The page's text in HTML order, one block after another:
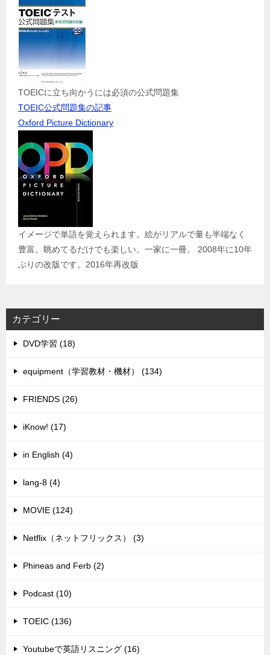
TOEICに立ち向かうには必須の公式問題集
TOEIC公式問題集の記事
Oxford Picture Dictionary
イメージで単語を覚えられます。絵がリアルで量も半端なく
豊富。眺めてるだけでも楽しい。一家に一冊。 2008年に10年
ぶりの改版です。2016年再改版
カテゴリー
DVD学習 (18)
equipment（学習教材・機材） (134)
FRIENDS (26)
iKnow! (17)
in English (4)
lang-8 (4)
MOVIE (124)
Netflix（ネットフリックス） (3)
Phineas and Ferb (2)
Podcast (10)
TOEIC (136)
Youtubeで英語リスニング (16)